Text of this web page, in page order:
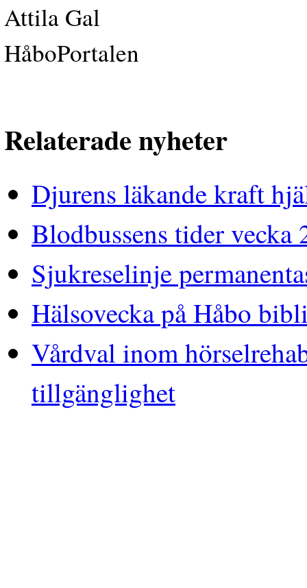
Attila Gal
HåboPortalen
Relaterade nyheter
Djurens läkande kraft
Blodbussens tider vecka
Sjukreselinje
Hälsovecka på Håbo
Vårdval inom
tillgänglighet